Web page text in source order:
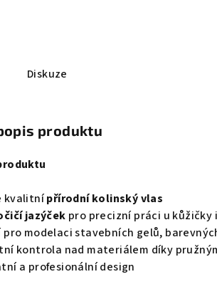
Diskuze
produktu
kvalitnípřírodní kolinský vlas
jazýček pro precizní práci u kůžičky
pro modelaci stavebních gelů,
kontrola nad materiálem díky
a profesionální design